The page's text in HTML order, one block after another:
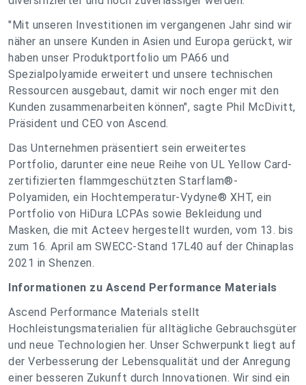
"Mit unseren Investitionen im vergangenen Jahr sind wir
näher an unsere Kunden in Asien und Europa gerückt, wir
haben unser Produktportfolio um PA66 und
Spezialpolyamide erweitert und unsere technischen
Ressourcen ausgebaut, damit wir noch enger mit den
Kunden zusammenarbeiten können", sagte Phil McDivitt,
Präsident und CEO von Ascend.
Das Unternehmen präsentiert sein erweitertes
Portfolio, darunter eine neue Reihe von UL Yellow Card-
zertifizierten flammgeschützten Starflam®-
Polyamiden, ein Hochtemperatur-Vydyne® XHT, ein
Portfolio von HiDura LCPAs sowie Bekleidung und
Masken, die mit Acteev hergestellt wurden, vom 13. bis
zum 16. April am SWECC-Stand 17L40 auf der Chinaplas
2021 in Shenzen.
Informationen zu Ascend Performance Materials
Ascend Performance Materials stellt
Hochleistungsmaterialien für alltägliche Gebrauchsgüter
und neue Technologien her. Unser Schwerpunkt liegt auf
der Verbesserung der Lebensqualität und der Anregung
einer besseren Zukunft durch Innovationen. Wir sind ein